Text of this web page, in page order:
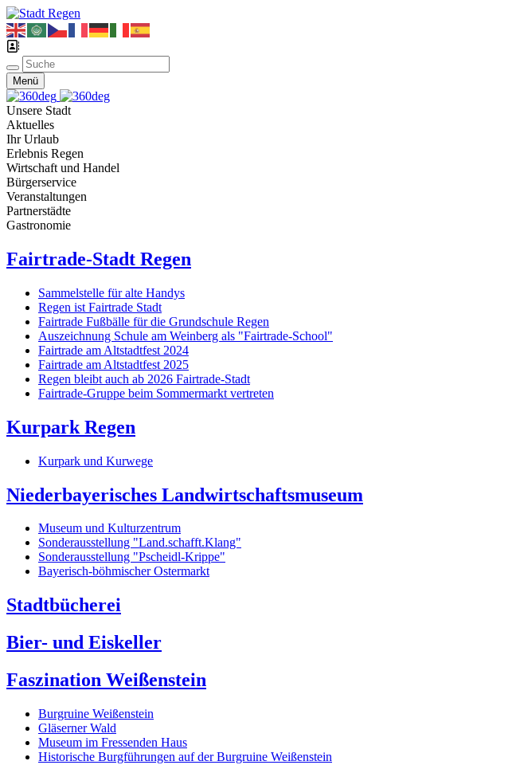
Menü
Unsere Stadt
Aktuelles
Ihr Urlaub
Erlebnis Regen
Wirtschaft und Handel
Bürgerservice
Veranstaltungen
Partnerstädte
Gastronomie
Fairtrade-Stadt Regen
Sammelstelle für alte Handys
Regen ist Fairtrade Stadt
Fairtrade Fußbälle für die Grundschule Regen
Auszeichnung Schule am Weinberg als "Fairtrade-School"
Fairtrade am Altstadtfest 2024
Fairtrade am Altstadtfest 2025
Regen bleibt auch ab 2026 Fairtrade-Stadt
Fairtrade-Gruppe beim Sommermarkt vertreten
Kurpark Regen
Kurpark und Kurwege
Niederbayerisches Landwirtschaftsmuseum
Museum und Kulturzentrum
Sonderausstellung "Land.schafft.Klang"
Sonderausstellung "Pscheidl-Krippe"
Bayerisch-böhmischer Ostermarkt
Stadtbücherei
Bier- und Eiskeller
Faszination Weißenstein
Burgruine Weißenstein
Gläserner Wald
Museum im Fressenden Haus
Historische Burgführungen auf der Burgruine Weißenstein